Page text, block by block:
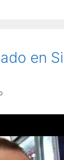
en